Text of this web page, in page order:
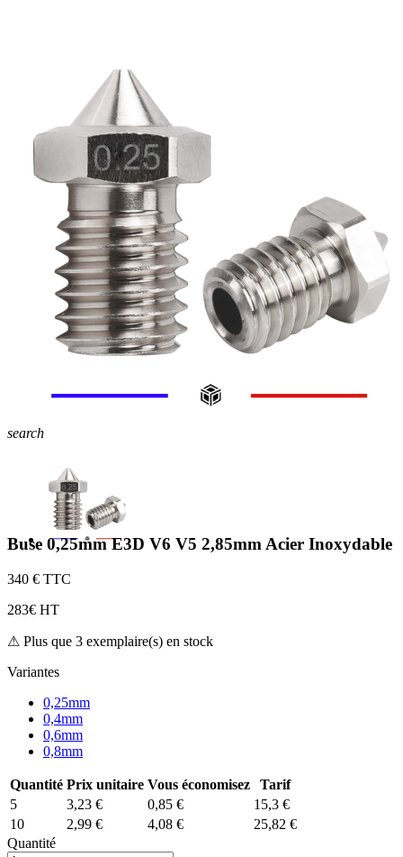
search
Buse 0,25mm E3D V6 V5 2,85mm Acier Inoxydable
340 € TTC
283€ HT
⚠ Plus que 3 exemplaire(s) en stock
Variantes
0,25mm
0,4mm
0,6mm
0,8mm
Quantité Prix unitaire Vous économisez
Tarif
5
3,23 € 0,85 €
15,3 €
10
2,99 € 4,08 €
25,82 €
Quantité